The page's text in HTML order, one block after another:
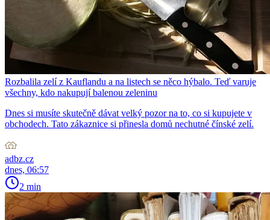
Rozbalila zelí z Kauflandu a na listech se něco hýbalo. Teď varuje
všechny, kdo nakupují balenou zeleninu
Dnes si musíte skutečně dávat velký pozor na to, co si kupujete v
obchodech. Tato zákaznice si přinesla domů nechutné čínské zelí.
adbz.cz
dnes, 06:57
2 min